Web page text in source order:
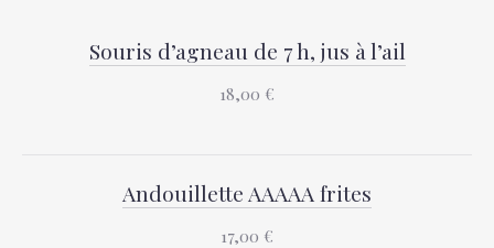
Souris d’agneau de 7 h, jus à l’ail
18,00 €
Andouillette AAAAA frites
17,00 €